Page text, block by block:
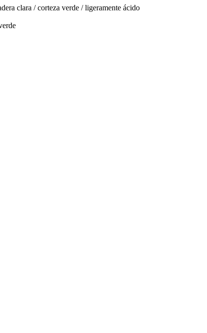
clara / corteza verde / ligeramente ácido